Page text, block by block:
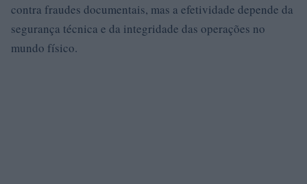
contra fraudes documentais, mas a efetividade depende da
segurança técnica e da integridade das operações no
mundo físico.